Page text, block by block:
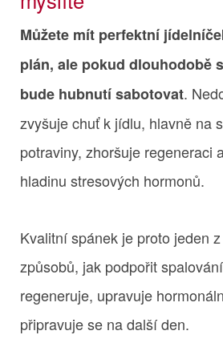
Můžete mít perfektní
plán, ale pokud dlouhodobě
bude hubnutí sabotovat.
zvyšuje chuť k jídlu, hlavně na
potraviny, zhoršuje regeneraci
hladinu stresových hormonů.
Kvalitní spánek je proto jeden
způsobů, jak podpořit
regeneruje, upravuje
připravuje se na další den.